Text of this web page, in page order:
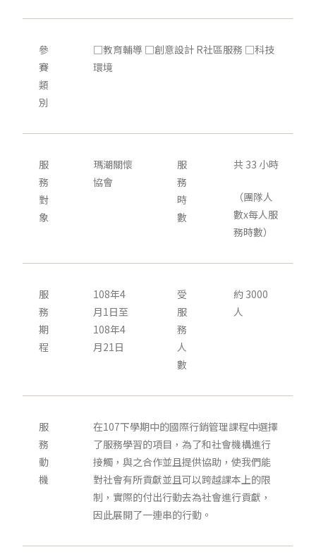
參
賽
類
別
□教育輔導 □創意設計 R社區服務 □科技
環境
服
務
對
象
瑪潮關懷
協會
服
務
時
數
共 33 小時
（團隊人
數x每人服
務時數）
服
務
期
程
108年4
月1日至
108年4
月21日
受
服
務
人
數
約 3000
人
服
務
動
機
在107下學期中的國際行銷管理課程中選擇
了服務學習的項目，為了和社會機構進行
接觸，與之合作並且提供協助，使我們能
對社會有所貢獻並且可以跨越課本上的限
制，實際的付出行動去為社會進行貢獻，
因此展開了一連串的行動。